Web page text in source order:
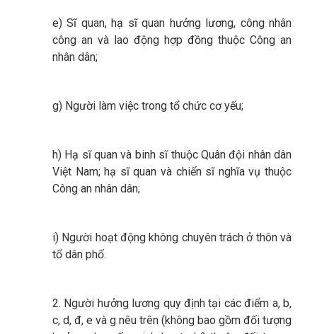
e) Sĩ quan, hạ sĩ quan hưởng lương, công nhân
công an và lao động hợp đồng thuộc Công an
nhân dân;
g) Người làm việc trong tổ chức cơ yếu;
h) Hạ sĩ quan và binh sĩ thuộc Quân đội nhân dân
Việt Nam; hạ sĩ quan và chiến sĩ nghĩa vụ thuộc
Công an nhân dân;
i) Người hoạt động không chuyên trách ở thôn và
tổ dân phố.
2. Người hưởng lương quy định tại các điểm a, b,
c, d, đ, e và g nêu trên (không bao gồm đối tượng